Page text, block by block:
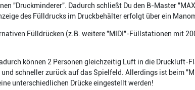
"Druckminderer". Dadurch schließt Du den B-Master
des Fülldrucks im Druckbehälter erfolgt über ein
Fülldrücken (z.B. weitere "MIDI"-Füllstationen mit
können 2 Personen gleichzeitig Luft in die Druckluft-
schneller zurück auf das Spielfeld. Allerdings ist beim
unterschiedlichen Drücke eingestellt werden!